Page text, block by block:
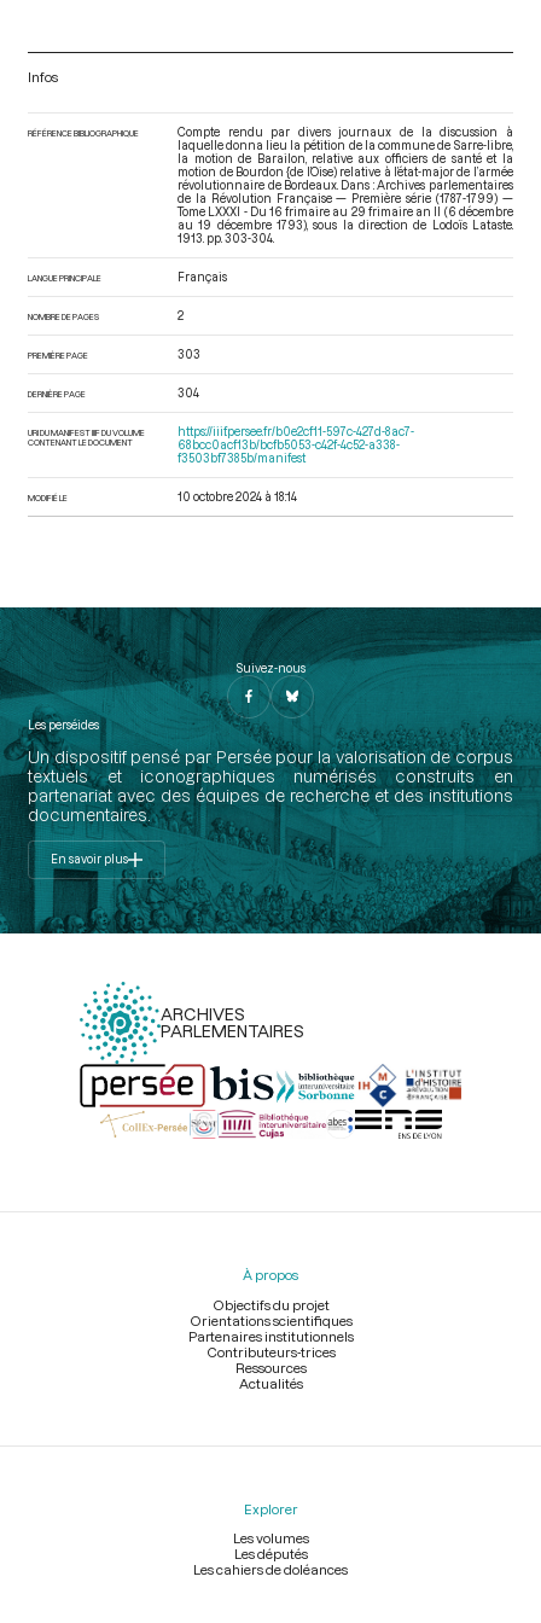
Infos
RÉFÉRENCE BIBLIOGRAPHIQUE
Compte rendu par divers journaux de la discussion à
laquelle donna lieu la pétition de la commune de Sarre-libre,
la motion de Barailon, relative aux officiers de santé et la
motion de Bourdon {de l’Oise) relative à l’état-major de l’armée
révolutionnaire de Bordeaux. Dans : Archives parlementaires
de la Révolution Française — Première série (1787-1799) —
Tome LXXXI - Du 16 frimaire au 29 frimaire an II (6 décembre
au 19 décembre 1793) , sous la direction de Lodoïs Lataste.
1913. pp. 303-304.
LANGUE PRINCIPALE Français
NOMBRE DE PAGES 2
PREMIÈRE PAGE 303
DERNIÈRE PAGE 304
URI DU MANIFEST IIIF DU VOLUME
CONTENANT LE DOCUMENT
https://iiif.persee.fr/b0e2cf11-597c-427d-8ac7-
68bcc0acf13b/bcfb5053-c42f-4c52-a338-
f3503bf7385b/manifest
MODIFIÉ LE 10 octobre 2024 à 18:14
Suivez-nous
Les perséides
Un dispositif pensé par Persée pour la valorisation de corpus
textuels et iconographiques numérisés construits en
partenariat avec des équipes de recherche et des institutions
documentaires.
En savoir plus
ARCHIVES
PARLEMENTAIRES
Menu
À propos
Objectifs du projet
Orientations scientifiques
Partenaires institutionnels
Contributeurs-trices
Ressources
Actualités
Explorer
Les volumes
Les députés
Les cahiers de doléances